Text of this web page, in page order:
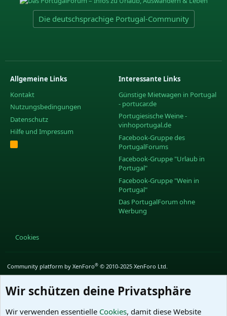
Die deutschsprachige Portugal-Community
Allgemeine Links
Kontakt
Nutzungsbedingungen
Datenschutz
Hilfe und Impressum
R
S
Interessante Links
Günstige Mietwagen in Portugal
- portucar.de
Portugiesische Weine -
vinhoportugal.de
Facebook-Gruppe des
PortugalForums
Facebook-Gruppe "Urlaub in
Portugal"
Facebook-Gruppe "Wein in
Portugal"
Das PortugalForum ohne
Werbung
Cookies
Community platform by XenForo® © 2010-2025 XenForo Ltd.
Wir schützen deine Privatsphäre
Wir verwenden essentielle Cookies, damit diese Website